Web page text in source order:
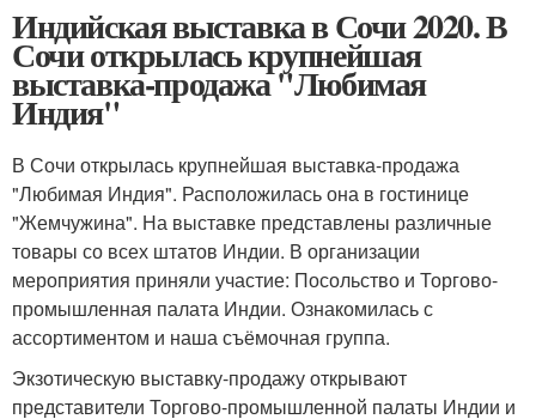
Индийская выставка в Сочи 2020. В
Сочи открылась крупнейшая
выставка-продажа "Любимая
Индия"
В Сочи открылась крупнейшая выставка-продажа
"Любимая Индия". Расположилась она в гостинице
"Жемчужина". На выставке представлены различные
товары со всех штатов Индии. В организации
мероприятия приняли участие: Посольство и Торгово-
промышленная палата Индии. Ознакомилась с
ассортиментом и наша съёмочная группа.
Экзотическую выставку-продажу открывают
представители Торгово-промышленной палаты Индии и